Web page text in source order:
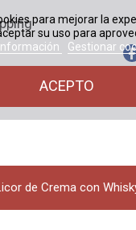
para mejorar la
su uso para
Gestionar
ACEPTO
de Crema con